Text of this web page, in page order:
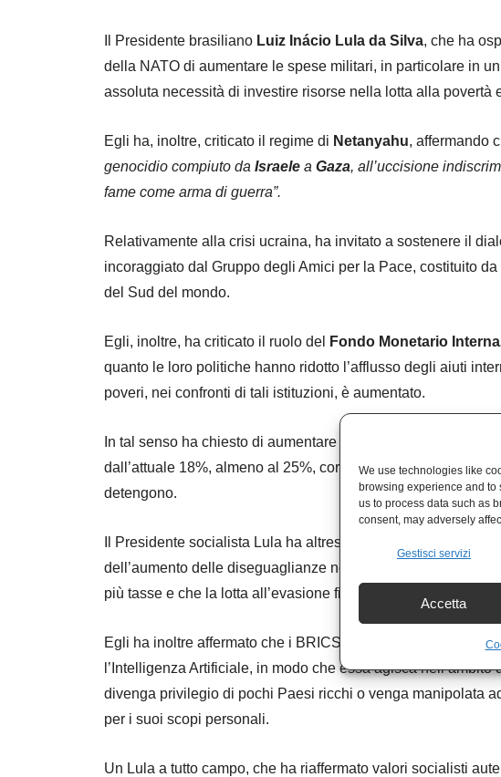
We use technologies like
browsing experience and
us to process data such as
consent, may adversely
Gestisci servizi
Accetta
Il Presidente brasiliano Luiz Inácio Lula da Silva, che ha
della NATO di aumentare le spese militari, in particolare in
assoluta necessità di investire risorse nella lotta alla povertà
Egli ha, inoltre, criticato il regime di Netanyahu, affermando
genocidio compiuto da Israele a Gaza, all’uccisione
fame come arma di guerra”.
Relativamente alla crisi ucraina, ha invitato a sostenere il
incoraggiato dal Gruppo degli Amici per la Pace, costituito da
del Sud del mondo.
Egli, inoltre, ha criticato il ruolo del Fondo Monetario
quanto le loro politiche hanno ridotto l’afflusso degli aiuti
poveri, nei confronti di tali istituzioni, è aumentato.
In tal senso ha chiesto di aumentare il potere contrattuale dei
dall’attuale 18%, almeno al 25%, corrispondente al peso
detengono.
Il Presidente socialista Lula ha altresì puntato il dito contro il
dell’aumento delle diseguaglianze nel mondo e ha spiegato
più tasse e che la lotta all’evasione fiscale sia posta al primo
Egli ha inoltre affermato che i BRICS si stanno impegnando
l’Intelligenza Artificiale, in modo che essa agisca
divenga privilegio di pochi Paesi ricchi o venga manipolata
per i suoi scopi personali.
Un Lula a tutto campo, che ha riaffermato valori socialisti